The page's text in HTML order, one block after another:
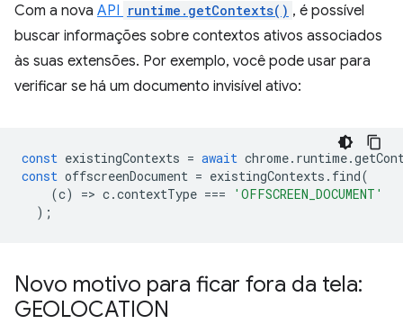
Com a nova API runtime.getContexts() , é possível
buscar informações sobre contextos ativos associados
às suas extensões. Por exemplo, você pode usar para
verificar se há um documento invisível ativo:
const existingContexts = await chrome. runtime.
const offscreenDocument = existingContexts . find(
(c) => c.contextType ===
'OFFSCREEN_DOCUMENT'
);
Novo motivo para ficar fora da tela:
GEOLOCATION